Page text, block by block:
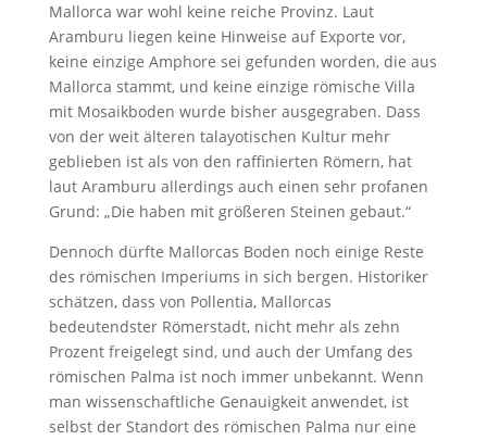
Mallorca war wohl keine reiche Provinz. Laut
Aramburu liegen keine Hinweise auf Exporte vor,
keine einzige Amphore sei gefunden worden, die aus
Mallorca stammt, und keine einzige römische Villa
mit Mosaikboden wurde bisher ausgegraben. Dass
von der weit älteren talayotischen Kultur mehr
geblieben ist als von den raffinierten Römern, hat
laut Aramburu allerdings auch einen sehr profanen
Grund: „Die haben mit größeren Steinen gebaut.“
Dennoch dürfte Mallorcas Boden noch einige Reste
des römischen Imperiums in sich bergen. Historiker
schätzen, dass von Pollentia, Mallorcas
bedeutendster Römerstadt, nicht mehr als zehn
Prozent freigelegt sind, und auch der Umfang des
römischen Palma ist noch immer unbekannt. Wenn
man wissenschaftliche Genauigkeit anwendet, ist
selbst der Standort des römischen Palma nur eine